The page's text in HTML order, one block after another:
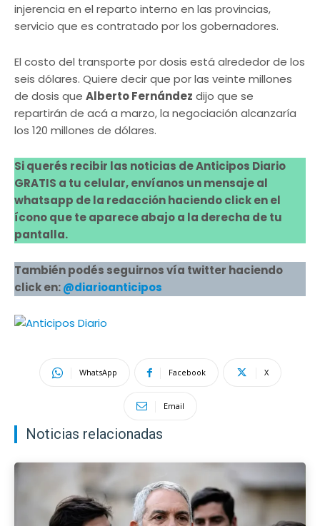
injerencia en el reparto interno en las provincias,
servicio que es contratado por los gobernadores.
El costo del transporte por dosis está alrededor de los
seis dólares. Quiere decir que por las veinte millones
de dosis que Alberto Fernández dijo que se
repartirán de acá a marzo, la negociación alcanzaría
los 120 millones de dólares.
Si querés recibir las noticias de Anticipos Diario
GRATIS a tu celular, envíanos un mensaje al
whatsapp de la redacción haciendo click en el
ícono que te aparece abajo a la derecha de tu
pantalla.
También podés seguirnos vía twitter haciendo
click en:@diarioanticipos
WhatsApp Facebook X
Email
Noticias relacionadas